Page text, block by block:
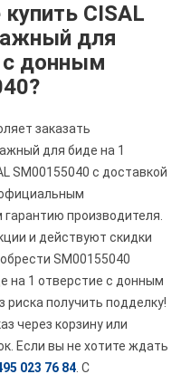
CISAL
для
с донным
заказать
для биде на 1
SM00155040 с доставкой
производителя.
и действуют скидки
SM00155040
на 1 отверстие с донным
риска получить подделку!
через корзину или
Если вы не хотите ждать
023 76 84 . С